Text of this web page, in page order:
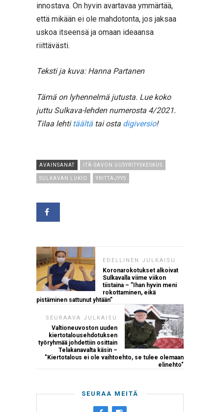
innostava. On hyvin avartavaa ymmärtää,
että mikään ei ole mahdotonta, jos jaksaa
uskoa itseensä ja omaan ideaansa
riittävästi.
Teksti ja kuva: Hanna Partanen
Tämä on lyhennelmä jutusta. Lue koko
juttu Sulkava-lehden numerosta 4/2021.
Tilaa lehti täältätai osta digiversio!
AVAINSANAT ITÄ-SAVON UUSYRITYSKESKUS
SULKAVAN LUKIO YRITTÄJYYS
EDELLINEN JULKAISU
Koronarokotukset alkoivat
Sulkavalla viime viikon
tiistaina – ”Ihan hyvin meni
rokottaminen, eikä
pistäminen sattunut yhtään”
SEURAAVA JULKAISU
Valtioneuvoston uuden
kiertotalousehdotuksen
työryhmää johdettiin osittain
Telakanavalta käsin –
"Kiertotalous ei ole vaihtoehto, se tulee olemaan
elinehto"
SEURAA MEITÄ